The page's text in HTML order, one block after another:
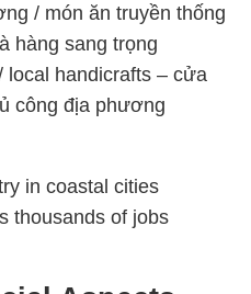
/ món ăn truyền thống
hàng sang trọng
local handicrafts – cửa
công địa phương
in coastal cities
thousands of jobs